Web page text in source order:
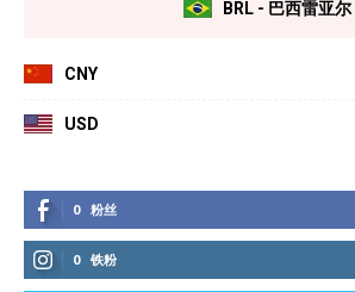
BRL - 巴西雷亚尔
CNY
USD
0 粉丝
0 铁粉